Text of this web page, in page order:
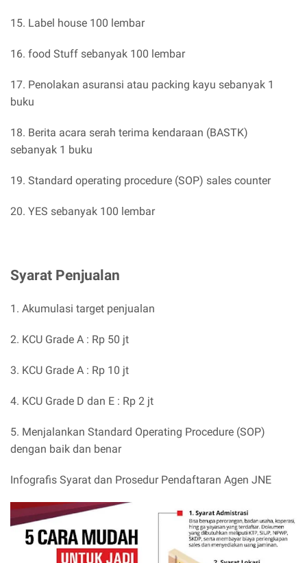
15. Label house 100 lembar
16. food Stuff sebanyak 100 lembar
17. Penolakan asuransi atau packing kayu sebanyak 1
buku
18. Berita acara serah terima kendaraan (BASTK)
sebanyak 1 buku
19. Standard operating procedure (SOP) sales counter
20. YES sebanyak 100 lembar
Syarat Penjualan
1. Akumulasi target penjualan
2. KCU Grade A : Rp 50 jt
3. KCU Grade A : Rp 10 jt
4. KCU Grade D dan E : Rp 2 jt
5. Menjalankan Standard Operating Procedure (SOP)
dengan baik dan benar
Infografis Syarat dan Prosedur Pendaftaran Agen JNE